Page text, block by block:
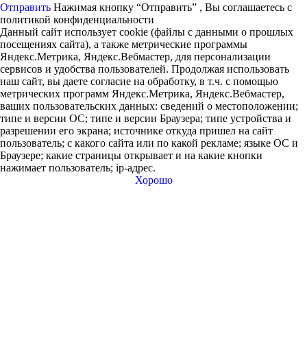
Отправить Нажимая кнопку “Отправить” , Вы соглашаетесь с
политикой конфиденциальности
Данный сайт использует cookie (файлы с данными о прошлых
посещениях сайта), а также метрические программы
Яндекс.Метрика, Яндекс.Вебмастер, для персонализации
сервисов и удобства пользователей. Продолжая использовать
наш сайт, вы даете согласие на обработку, в т.ч. с помощью
метрических программ Яндекс.Метрика, Яндекс.Вебмастер,
ваших пользовательских данных: сведений о местоположении;
типе и версии ОС; типе и версии Браузера; типе устройства и
разрешении его экрана; источнике откуда пришел на сайт
пользователь; с какого сайта или по какой рекламе; языке ОС и
Браузере; какие страницы открывает и на какие кнопки
нажимает пользователь; ip-адрес.
Хорошо